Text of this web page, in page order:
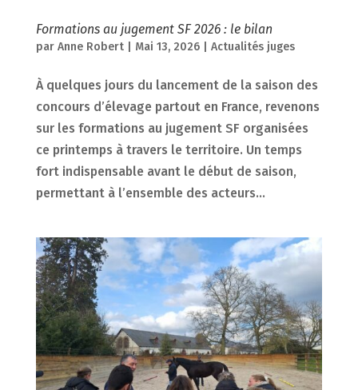
Formations au jugement SF 2026 : le bilan
par Anne Robert| Mai 13, 2026| Actualités juges
À quelques jours du lancement de la saison des
concours d’élevage partout en France, revenons
sur les formations au jugement SF organisées
ce printemps à travers le territoire. Un temps
fort indispensable avant le début de saison,
permettant à l’ensemble des acteurs...